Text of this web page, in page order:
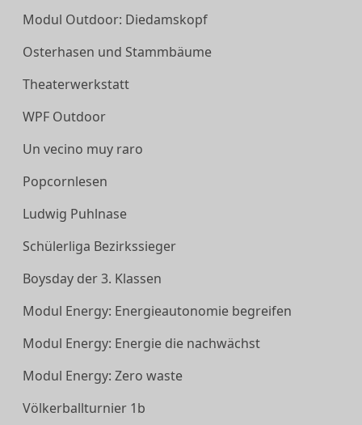
Modul Outdoor: Diedamskopf
Osterhasen und Stammbäume
Theaterwerkstatt
WPF Outdoor
Un vecino muy raro
Popcornlesen
Ludwig Puhlnase
Schülerliga Bezirkssieger
Boysday der 3. Klassen
Modul Energy: Energieautonomie begreifen
Modul Energy: Energie die nachwächst
Modul Energy: Zero waste
Völkerballturnier 1b